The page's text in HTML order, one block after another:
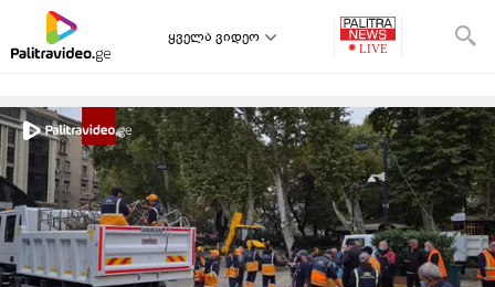
ყველა ვიდეო